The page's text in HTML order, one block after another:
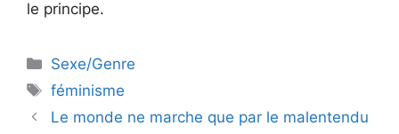
le principe.
Catégories
Sexe/Genre
Étiquettes
féminisme
Le monde ne marche que par le malentendu